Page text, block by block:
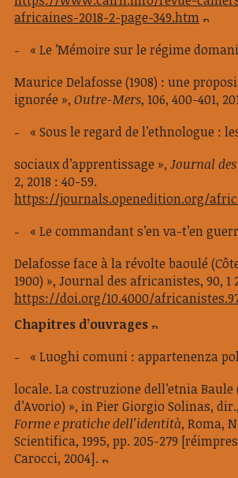
africaines-2018-2-page-349.htm
« Le ’Mémoire sur le régime
Maurice Delafosse (1908) : une
ignorée », Outre-Mers, 106, 400-401,
« Sous le regard de l’ethnologue :
sociaux d’apprentissage », Journal
2, 2018 : 40-59.
https://journals.openedition.org/
« Le commandant s’en va-t’en
Delafosse face à la révolte baoulé
1900) », Journal des africanistes, 90, 1
https://doi.org/10.4000/
Chapitres d’ouvrages
« Luoghi comuni : appartenenza
locale. La costruzione dell’etnia Baule
d’Avorio) », in Pier Giorgio Solinas, dir.,
Forme e pratiche dell’identità, Roma,
Scientifica, 1995, pp. 205-279
Carocci, 2004].